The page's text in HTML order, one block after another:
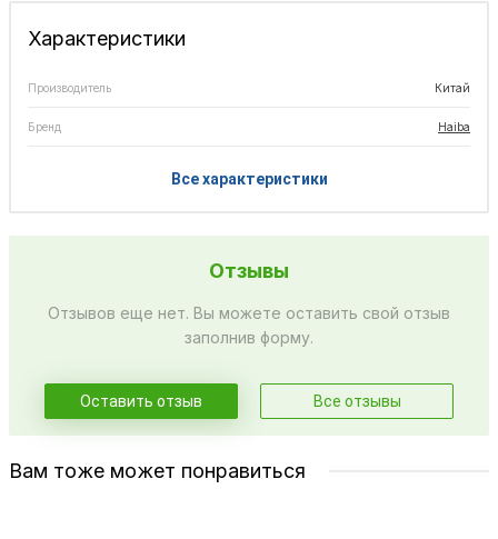
Характеристики
Производитель Китай
Бренд Haiba
Все характеристики
Отзывы
Отзывов еще нет. Вы можете оставить свой отзыв
заполнив форму.
Оставить отзыв Все отзывы
Вам тоже может понравиться